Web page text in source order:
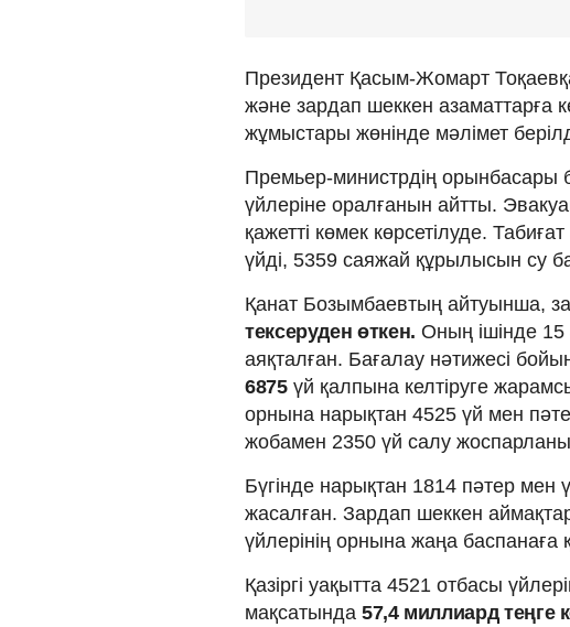
Президент Қасым-Жомарт
және зардап шеккен азаматтарға
жұмыстары жөнінде мәлімет
Премьер-министрдің орынбасары
үйлеріне оралғанын айтты.
қажетті көмек көрсетілуде.
үйді, 5359 саяжай құрылысын су
Қанат Бозымбаевтың айтуынша,
тексеруден өткен. Оның ішінде
аяқталған. Бағалау нәтижесі
6875үй қалпына келтіруге
орнына нарықтан 4525 үй мен
жобамен 2350 үй салу
Бүгінде нарықтан 1814 пәтер мен
жасалған. Зардап шеккен
үйлерінің орнына жаңа баспанаға
Қазіргі уақытта 4521 отбасы
мақсатында 57,4 миллиард теңге